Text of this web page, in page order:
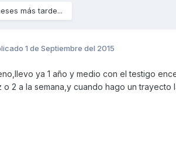
más tarde...
1 de Septiembre del 2015
ya 1 año y medio con el testigo
o 2 a la semana,y cuando hago un